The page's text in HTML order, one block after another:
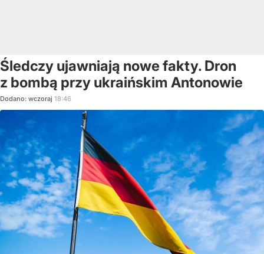
Śledczy ujawniają nowe fakty. Dron
z bombą przy ukraińskim Antonowie
Dodano: wczoraj 18:46